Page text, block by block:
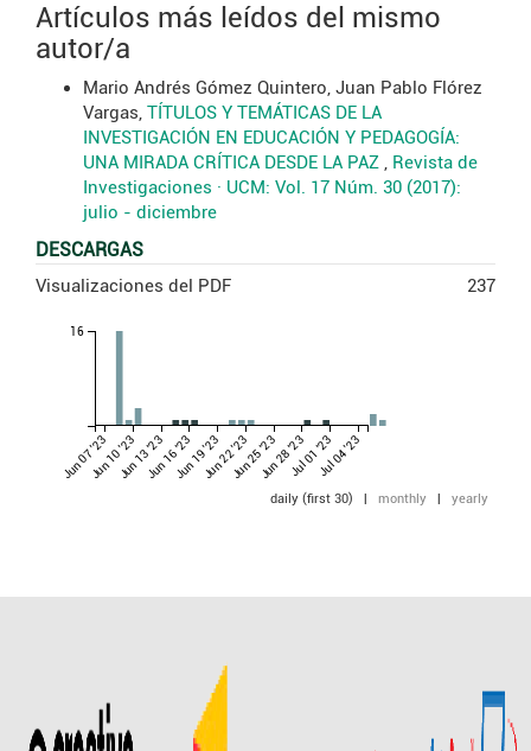
Artículos más leídos del mismo
autor/a
Mario Andrés Gómez Quintero, Juan Pablo Flórez
Vargas, TÍTULOS Y TEMÁTICAS DE LA
INVESTIGACIÓN EN EDUCACIÓN Y PEDAGOGÍA:
UNA MIRADA CRÍTICA DESDE LA PAZ , Revista de
Investigaciones · UCM: Vol. 17 Núm. 30 (2017):
julio - diciembre
DESCARGAS
Visualizaciones del PDF 237
Jun 07 '23Jun 10 '23Jun 13 '23Jun 16 '23Jun 19 '23Jun 22 '23Jun 25 '23Jun 28 '23Jul 01 '23Jul 04 '23
16
daily (first 30) monthly yearly